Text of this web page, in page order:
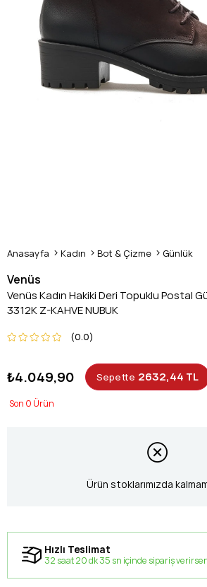
Anasayfa Kadın Bot & Çizme Günlük
Venüs
Venüs Kadın Hakiki Deri Topuklu Postal
3312K Z-KAHVE NUBUK
0.0
₺4.049,90 Sepette 2632,44 TL
0
Ürün stoklarımızda
Hızlı Teslimat
32 saat 20 dk 34 sn içinde sipariş